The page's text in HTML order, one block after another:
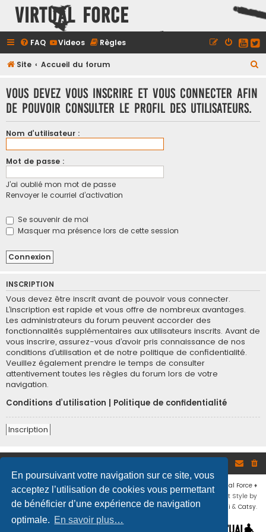
En poursuivant votre navigation sur ce site, vous
acceptez l’utilisation de cookies vous permettant
de bénéficier d’une expérience de navigation
optimale. En savoir plus…
Virtual Force
FAQ Videos Règles
Site Accueil du forum
Vous devez vous inscrire et vous connecter afin
de pouvoir consulter le profil des utilisateurs.
Nom d’utilisateur :
Mot de passe :
J’ai oublié mon mot de passe
Renvoyer le courriel d’activation
Se souvenir de moi
Masquer ma présence lors de cette session
INSCRIPTION
Vous devez être inscrit avant de pouvoir vous connecter.
L’inscription est rapide et vous offre de nombreux avantages.
Les administrateurs du forum peuvent accorder des
fonctionnalités supplémentaires aux utilisateurs inscrits. Avant de
vous inscrire, assurez-vous d’avoir pris connaissance de nos
conditions d’utilisation et de notre politique de confidentialité.
Veuillez également prendre le temps de consulter
attentivement toutes les règles du forum lors de votre
navigation.
Conditions d’utilisation
Politique de confidentialité
Inscription
Développé par phpBB ® Forum Software © phpBB Limited ♦ © 2019 Virtual Force ♦
Communauté Steam
Confidentialité
Flat Style by
Ian Bradley♦ Adapté par Mogwaii & Catsy.